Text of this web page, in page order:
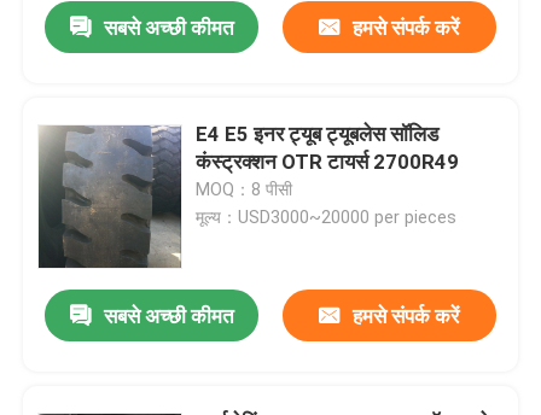
सैन्य वाहन टायर
औद्योगिक फोर्कलिफ्ट टायर
मोटरसाइकिल टायर
एटीवी टायर
सबसे अच्छी कीमत हमसे संपर्क करें
E4 E5 इनर ट्यूब ट्यूबलेस सॉलिड
कंस्ट्रक्शन OTR टायर्स 2700R49
MOQ：8 पीसी
मूल्य：USD3000~20000 per pieces
सबसे अच्छी कीमत हमसे संपर्क करें